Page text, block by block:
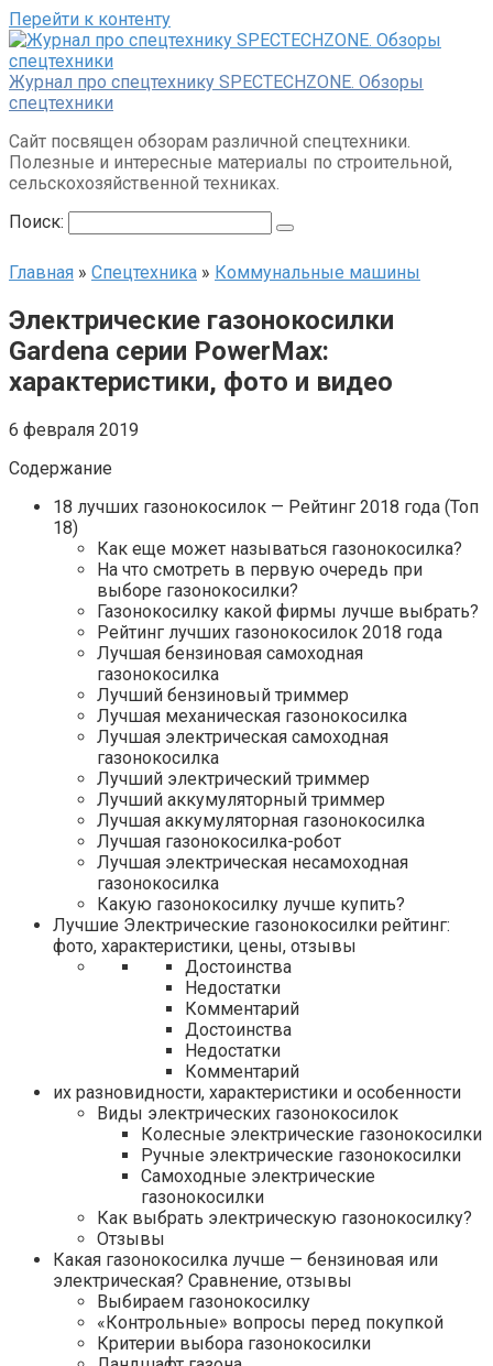
Перейти к контенту
Журнал про спецтехнику SPECTECHZONE. Обзоры
спецтехники
Сайт посвящен обзорам различной спецтехники.
Полезные и интересные материалы по строительной,
сельскохозяйственной техниках.
Поиск:
Главная » Спецтехника » Коммунальные машины
Электрические газонокосилки
Gardena серии PowerMax:
характеристики, фото и видео
6 февраля 2019
Содержание
18 лучших газонокосилок — Рейтинг 2018 года (Топ
18)
Как еще может называться газонокосилка?
На что смотреть в первую очередь при
выборе газонокосилки?
Газонокосилку какой фирмы лучше выбрать?
Рейтинг лучших газонокосилок 2018 года
Лучшая бензиновая самоходная
газонокосилка
Лучший бензиновый триммер
Лучшая механическая газонокосилка
Лучшая электрическая самоходная
газонокосилка
Лучший электрический триммер
Лучший аккумуляторный триммер
Лучшая аккумуляторная газонокосилка
Лучшая газонокосилка-робот
Лучшая электрическая несамоходная
газонокосилка
Какую газонокосилку лучше купить?
Лучшие Электрические газонокосилки рейтинг:
фото, характеристики, цены, отзывы
Достоинства
Недостатки
Комментарий
Достоинства
Недостатки
Комментарий
их разновидности, характеристики и особенности
Виды электрических газонокосилок
Колесные электрические газонокосилки
Ручные электрические газонокосилки
Самоходные электрические
газонокосилки
Как выбрать электрическую газонокосилку?
Отзывы
Какая газонокосилка лучше — бензиновая или
электрическая? Сравнение, отзывы
Выбираем газонокосилку
«Контрольные» вопросы перед покупкой
Критерии выбора газонокосилки